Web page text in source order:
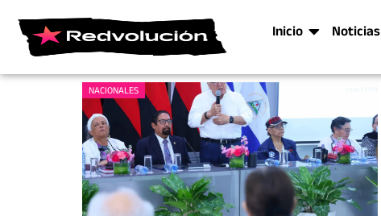
Inicio Noticias
NACIONALES